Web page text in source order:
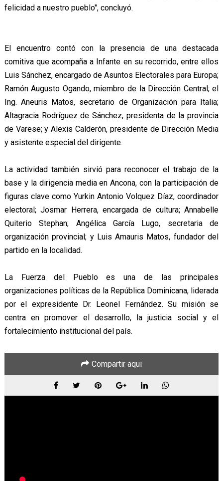
felicidad a nuestro pueblo", concluyó.
El encuentro contó con la presencia de una destacada
comitiva que acompaña a Infante en su recorrido, entre ellos
Luis Sánchez, encargado de Asuntos Electorales para Europa;
Ramón Augusto Ogando, miembro de la Dirección Central; el
Ing. Aneuris Matos, secretario de Organización para Italia;
Altagracia Rodríguez de Sánchez, presidenta de la provincia
de Varese; y Alexis Calderón, presidente de Dirección Media
y asistente especial del dirigente.
La actividad también sirvió para reconocer el trabajo de la
base y la dirigencia media en Ancona, con la participación de
figuras clave como Yurkin Antonio Volquez Díaz, coordinador
electoral; Josmar Herrera, encargada de cultura; Annabelle
Quiterio Stephan; Angélica García Lugo, secretaria de
organización provincial; y Luis Amauris Matos, fundador del
partido en la localidad.
La Fuerza del Pueblo es una de las principales
organizaciones políticas de la República Dominicana, liderada
por el expresidente Dr. Leonel Fernández. Su misión se
centra en promover el desarrollo, la justicia social y el
fortalecimiento institucional del país.
Compartir aqui